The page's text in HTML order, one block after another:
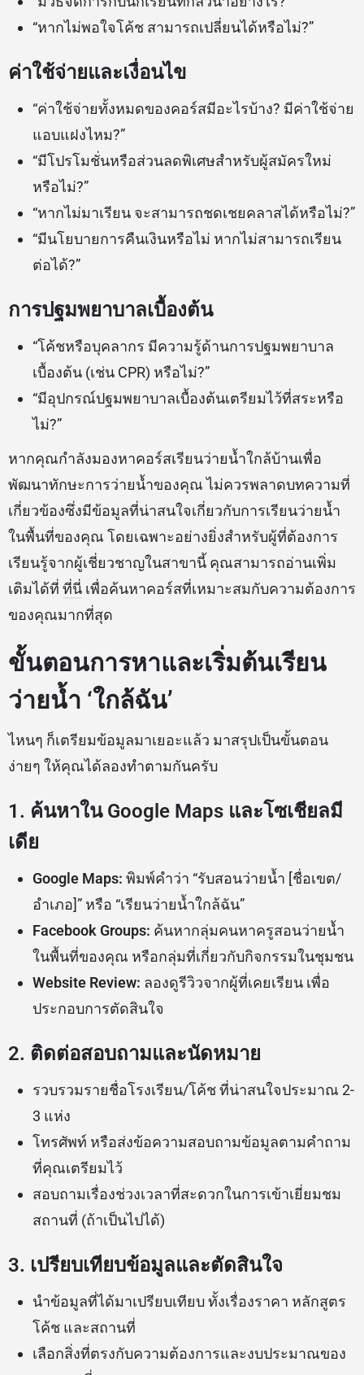
“หากไม่พอใจโค้ช สามารถเปลี่ยนได้หรือไม่?”
ค่าใช้จ่ายและเงื่อนไข
“ค่าใช้จ่ายทั้งหมดของคอร์สมีอะไรบ้าง? มีค่าใช้จ่าย
แอบแฝงไหม?”
“มีโปรโมชั่นหรือส่วนลดพิเศษสำหรับผู้สมัครใหม่
หรือไม่?”
“หากไม่มาเรียน จะสามารถชดเชยคลาสได้หรือไม่?”
“มีนโยบายการคืนเงินหรือไม่ หากไม่สามารถเรียน
ต่อได้?”
การปฐมพยาบาลเบื้องต้น
“โค้ชหรือบุคลากร มีความรู้ด้านการปฐมพยาบาล
เบื้องต้น (เช่น CPR) หรือไม่?”
“มีอุปกรณ์ปฐมพยาบาลเบื้องต้นเตรียมไว้ที่สระหรือ
ไม่?”
หากคุณกำลังมองหาคอร์สเรียนว่ายน้ำใกล้บ้านเพื่อ
พัฒนาทักษะการว่ายน้ำของคุณ ไม่ควรพลาดบทความที่
เกี่ยวข้องซึ่งมีข้อมูลที่น่าสนใจเกี่ยวกับการเรียนว่ายน้ำ
ในพื้นที่ของคุณ โดยเฉพาะอย่างยิ่งสำหรับผู้ที่ต้องการ
เรียนรู้จากผู้เชี่ยวชาญในสาขานี้ คุณสามารถอ่านเพิ่ม
เติมได้ที่ ที่นี่ เพื่อค้นหาคอร์สที่เหมาะสมกับความต้องการ
ของคุณมากที่สุด
ขั้นตอนการหาและเริ่มต้นเรียน
ว่ายน้ำ ‘ใกล้ฉัน’
ไหนๆ ก็เตรียมข้อมูลมาเยอะแล้ว มาสรุปเป็นขั้นตอน
ง่ายๆ ให้คุณได้ลองทำตามกันครับ
1. ค้นหาใน Google Maps และโซเชียลมี
เดีย
Google Maps: พิมพ์คำว่า “รับสอนว่ายน้ำ [ชื่อเขต/
อำเภอ]” หรือ “เรียนว่ายน้ำใกล้ฉัน”
Facebook Groups: ค้นหากลุ่มคนหาครูสอนว่ายน้ำ
ในพื้นที่ของคุณ หรือกลุ่มที่เกี่ยวกับกิจกรรมในชุมชน
Website Review: ลองดูรีวิวจากผู้ที่เคยเรียน เพื่อ
ประกอบการตัดสินใจ
2. ติดต่อสอบถามและนัดหมาย
รวบรวมรายชื่อโรงเรียน/โค้ช ที่น่าสนใจประมาณ 2-
3 แห่ง
โทรศัพท์ หรือส่งข้อความสอบถามข้อมูลตามคำถาม
ที่คุณเตรียมไว้
สอบถามเรื่องช่วงเวลาที่สะดวกในการเข้าเยี่ยมชม
สถานที่ (ถ้าเป็นไปได้)
3. เปรียบเทียบข้อมูลและตัดสินใจ
นำข้อมูลที่ได้มาเปรียบเทียบ ทั้งเรื่องราคา หลักสูตร
โค้ช และสถานที่
เลือกสิ่งที่ตรงกับความต้องการและงบประมาณของ